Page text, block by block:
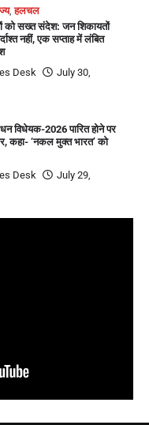
,हलचल
को सख्त संदेश: जन शिकायतों
नहीं, एक सप्ताह में लंबित
Desk
July 30,
विधेयक-2026 पारित होने पर
कहा- ‘नकल मुक्त भारत’ को
Desk
July 29,